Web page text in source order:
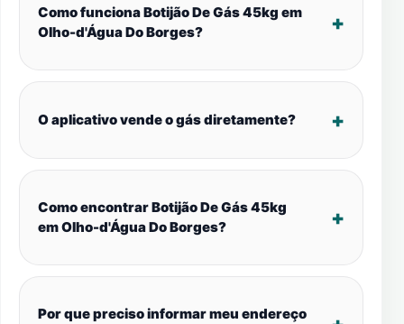
Como funciona Botijão De Gás 45kg em
Olho-d'Água Do Borges?
O aplicativo vende o gás diretamente?
Como encontrar Botijão De Gás 45kg
em Olho-d'Água Do Borges?
Por que preciso informar meu endereço